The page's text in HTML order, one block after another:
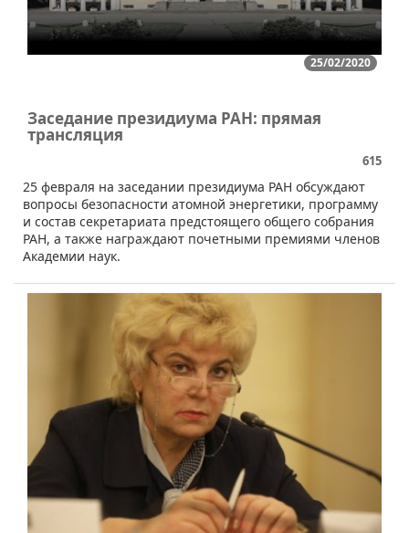
25/02/2020
Заседание президиума РАН: прямая
трансляция
615
25 февраля на заседании президиума РАН обсуждают
вопросы безопасности атомной энергетики, программу
и состав секретариата предстоящего общего собрания
РАН, а также награждают почетными премиями членов
Академии наук.